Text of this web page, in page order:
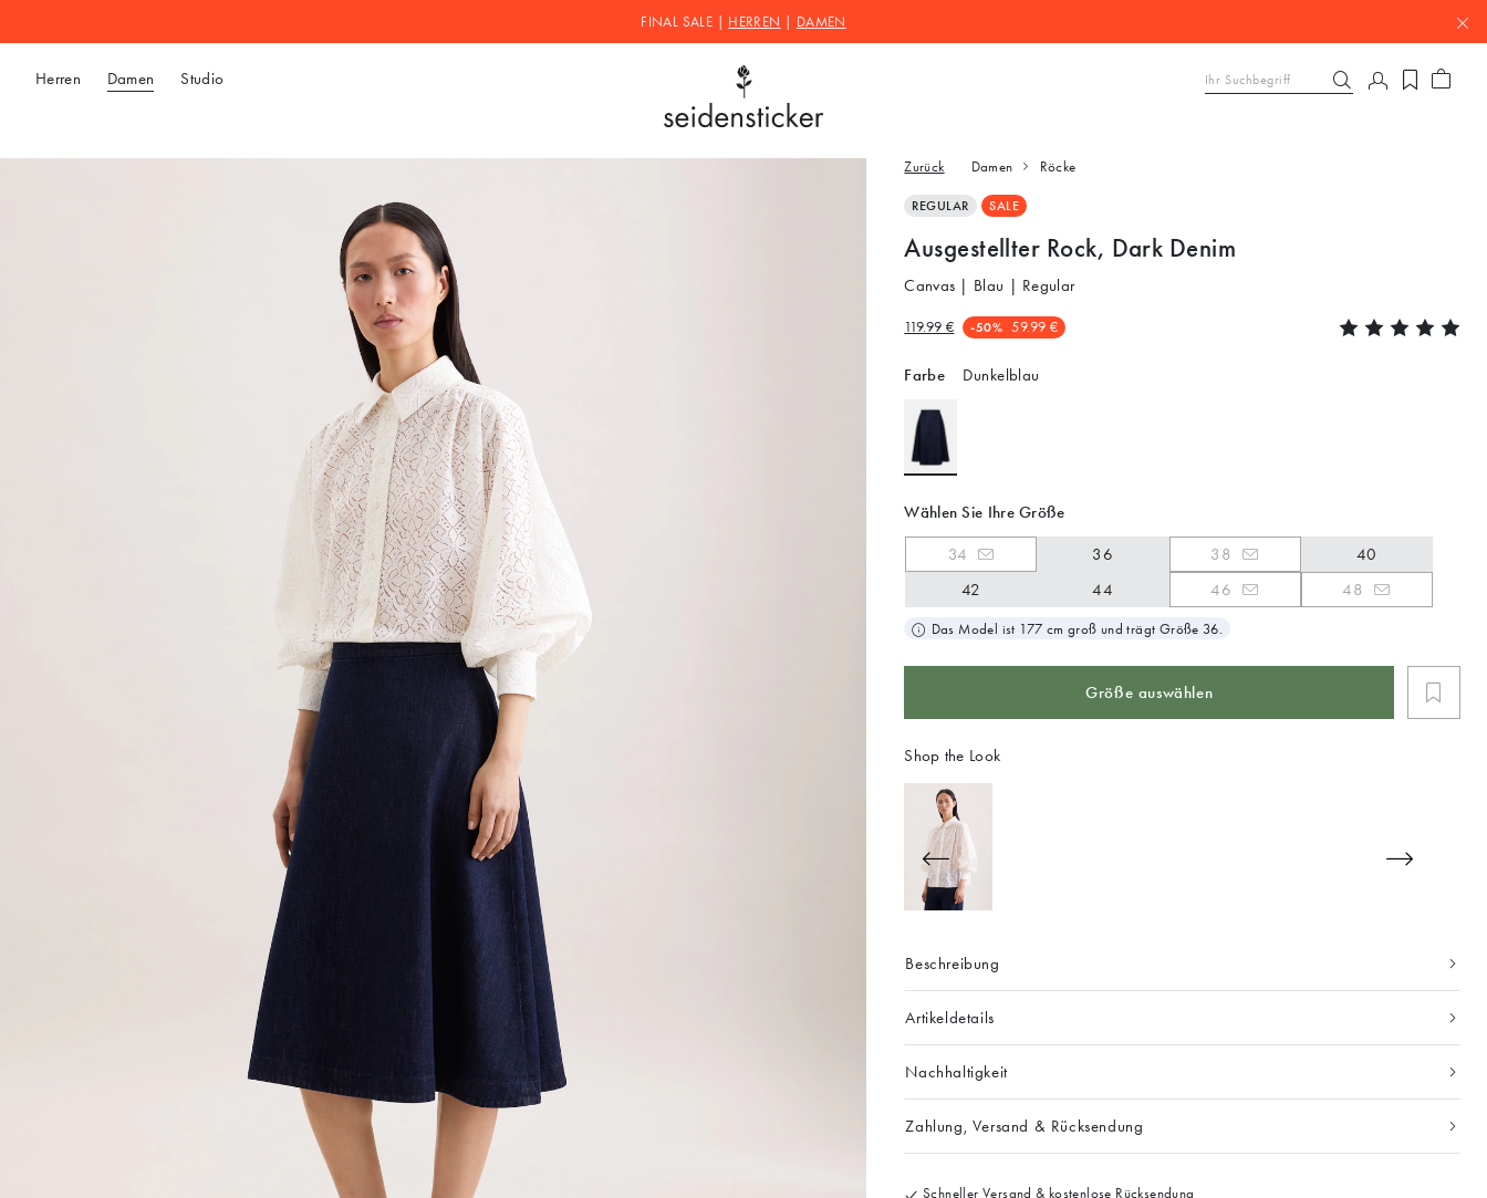
FINAL SALE | HERREN DAMEN
Herren Damen Studio
Zurück Damen Röcke
REGULAR SALE
Ausgestellter Rock, Dark Denim
Canvas | Blau | Regular
119.99 € -50% 59.99 €
Farbe Dunkelblau
Wählen Sie Ihre Größe
34 36 38
40
42
44 46 48
Das Model ist 177 cm groß und trägt Größe 36.
Größe auswählen
Shop the Look
Beschreibung
Artikeldetails
Nachhaltigkeit
Zahlung, Versand & Rücksendung
Schneller Versand & kostenlose Rücksendung